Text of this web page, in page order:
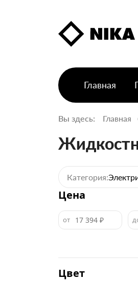
Главная
Вы здесь: Главная
Категория:
Цена
Цвет